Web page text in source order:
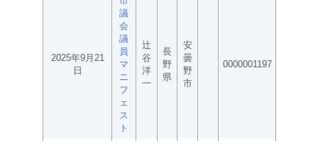
2025年9月21
日
議
会
議
員
マ
ニ
フ
ェ
ス
ト
辻
谷
洋
一
長
野
県
安
曇
野
市
0000001197